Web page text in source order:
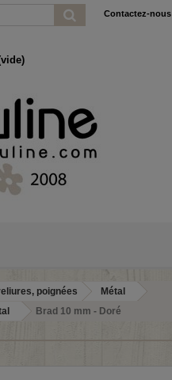
Contactez-nous
poignées
Métal
Brad 10 mm - Doré